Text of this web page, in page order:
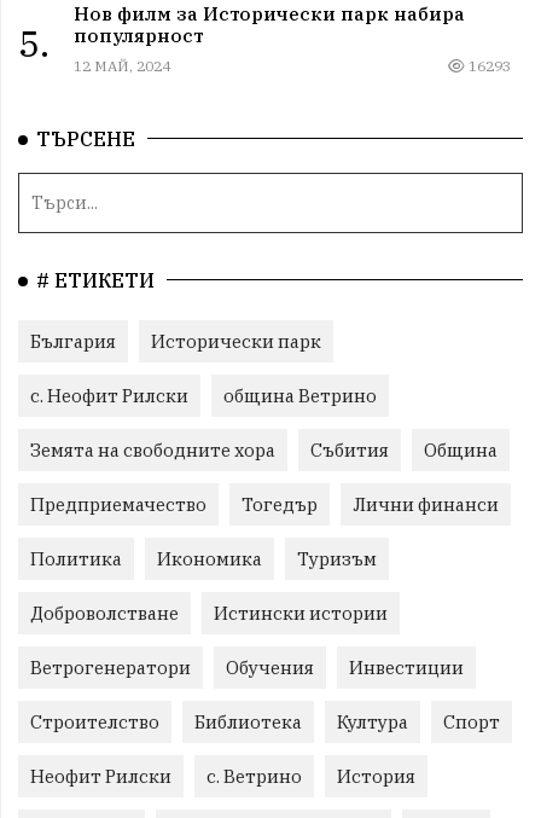
5.
Нов филм за Исторически парк набира
популярност
12 МАЙ, 2024 16293
ТЪРСЕНЕ
# ЕТИКЕТИ
България Исторически парк
с. Неофит Рилски община Ветрино
Земята на свободните хора Събития Община
Предприемачество Тогедър Лични финанси
Политика Икономика Туризъм
Доброволстване Истински истории
Ветрогенератори Обучения Инвестиции
Строителство Библиотека Култура Спорт
Неофит Рилски с. Ветрино История